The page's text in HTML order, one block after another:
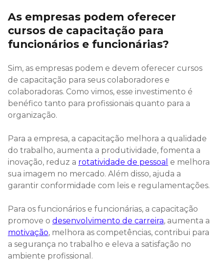
As empresas podem oferecer
cursos de capacitação para
funcionários e funcionárias?
Sim, as empresas podem e devem oferecer cursos
de capacitação para seus colaboradores e
colaboradoras. Como vimos, esse investimento é
benéfico tanto para profissionais quanto para a
organização.
Para a empresa, a capacitação melhora a qualidade
do trabalho, aumenta a produtividade, fomenta a
inovação, reduz a rotatividade de pessoal e melhora
sua imagem no mercado. Além disso, ajuda a
garantir conformidade com leis e regulamentações.
Para os funcionários e funcionárias, a capacitação
promove o desenvolvimento de carreira, aumenta a
motivação, melhora as competências, contribui para
a segurança no trabalho e eleva a satisfação no
ambiente profissional.